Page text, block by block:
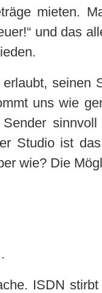
mieten.
und das
seinen
uns wie
Studio ist
wie? Die
ISDN